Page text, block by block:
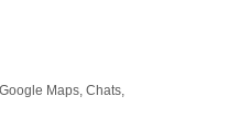
Maps, Chats,